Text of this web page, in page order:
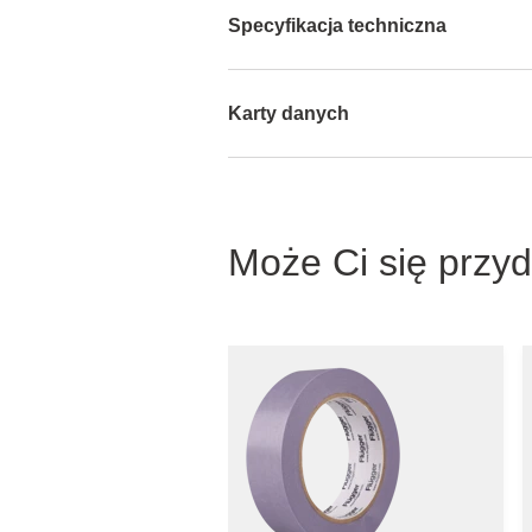
Specyfikacja techniczna
Karty danych
Może Ci się